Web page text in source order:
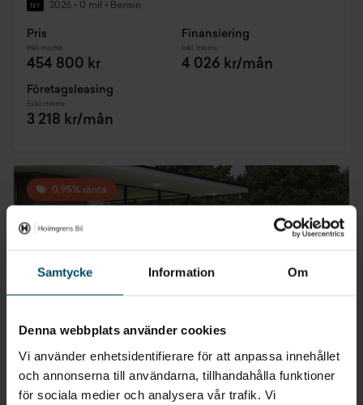
Samtycke Information Om
Denna webbplats använder cookies
Vi använder enhetsidentifierare för att anpassa innehållet
och annonserna till användarna, tillhandahålla funktioner
för sociala medier och analysera vår trafik. Vi
NY 2026 • 0 mil • Bensin
Pris
Inkl. moms
454 800 kr
Finansiering
Inkl. moms
4 026 kr/mån
Företagsleasing
Exkl. moms
3 218 kr/mån
0,95% ränta